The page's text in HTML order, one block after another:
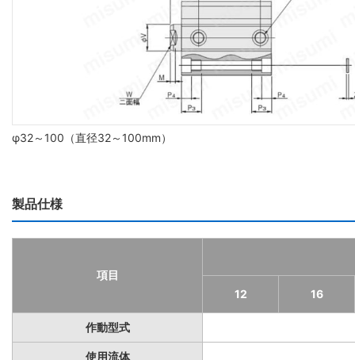
φ32～100（直径32～100mm）
製品仕様
項目
12
16
作動型式
使用流体